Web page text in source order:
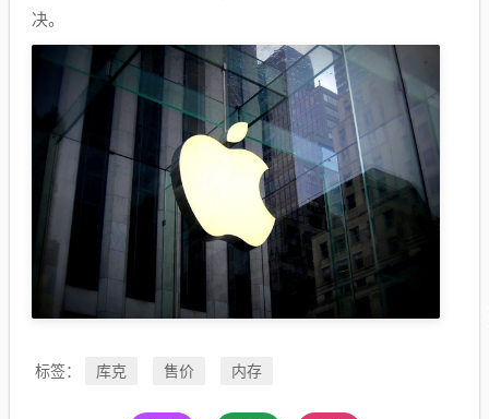
决。
标签： 库克 售价 内存